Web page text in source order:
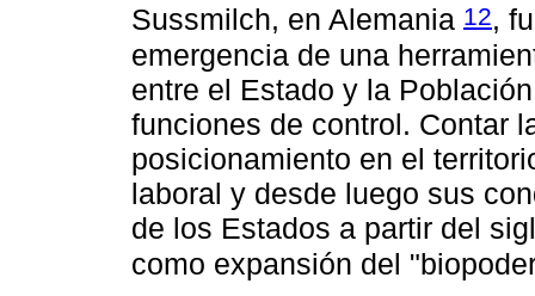
Sussmilch, en Alemania 12,
emergencia de una
entre el Estado y la
funciones de control. Contar
posicionamiento en el
laboral y desde luego sus
de los Estados a partir del
como expansión del